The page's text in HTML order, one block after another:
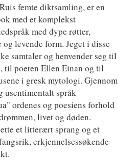
femte diktsamling, er en
med et komplekst
med dype røtter,
levende form. Jeget i disse
samtaler og henvender seg til
til poeten Ellen Einan og til
i gresk mytologi. Gjennom
usentimentalt språk
ordenes og poesiens forhold
livet og døden.
et litterært sprang og et
erkjennelsessøkende